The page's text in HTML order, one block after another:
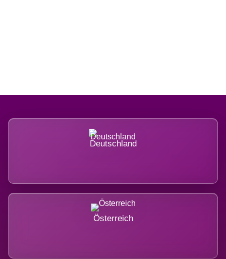
Deutschland
Österreich